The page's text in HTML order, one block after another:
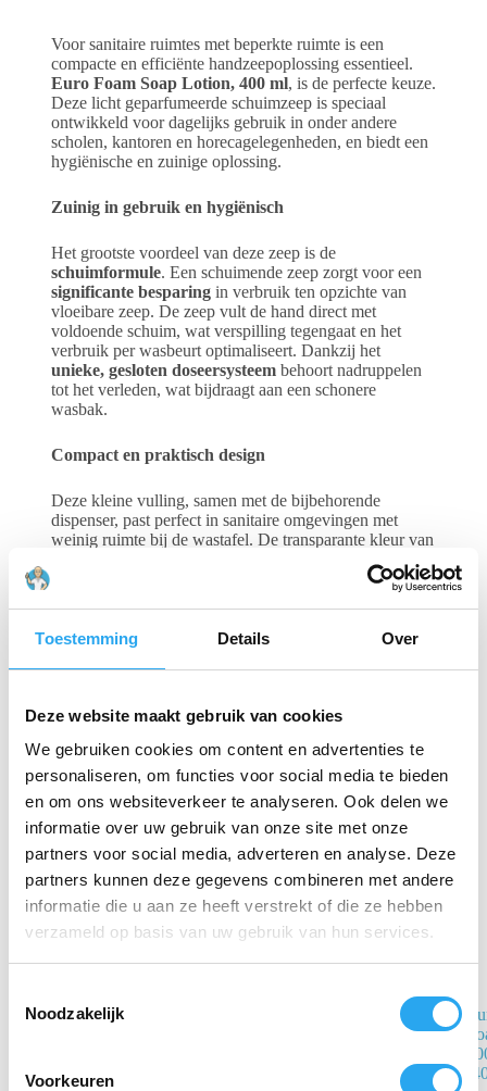
Toestemming Details Over
Deze website maakt gebruik van cookies
We gebruiken cookies om content en advertenties te
personaliseren, om functies voor social media te bieden
en om ons websiteverkeer te analyseren. Ook delen we
informatie over uw gebruik van onze site met onze
partners voor social media, adverteren en analyse. Deze
partners kunnen deze gegevens combineren met andere
informatie die u aan ze heeft verstrekt of die ze hebben
verzameld op basis van uw gebruik van hun services.
Noodzakelijk
Voorkeuren
Voor sanitaire ruimtes met beperkte ruimte is een
compacte en efficiënte handzeepoplossing essentieel.
Euro Foam Soap Lotion, 400 ml, is de perfecte keuze.
Deze licht geparfumeerde schuimzeep is speciaal
ontwikkeld voor dagelijks gebruik in onder andere
scholen, kantoren en horecagelegenheden, en biedt een
hygiënische en zuinige oplossing.
Zuinig in gebruik en hygiënisch
Het grootste voordeel van deze zeep is de
schuimformule. Een schuimende zeep zorgt voor een
significante besparingin verbruik ten opzichte van
vloeibare zeep. De zeep vult de hand direct met
voldoende schuim, wat verspilling tegengaat en het
verbruik per wasbeurt optimaliseert. Dankzij het
unieke, gesloten doseersysteembehoort nadruppelen
tot het verleden, wat bijdraagt aan een schonere
wasbak.
Compact en praktisch design
Deze kleine vulling, samen met de bijbehorende
dispenser, past perfect in sanitaire omgevingen met
weinig ruimte bij de wastafel. De transparante kleur van
algemene beleving van de sanitaire ruimte verbetert. De
en de
Gerelateerde producten